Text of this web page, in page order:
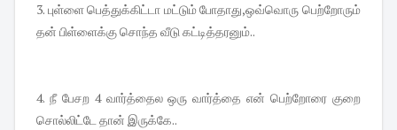
3. புள்ளை பெத்துக்கிட்டா மட்டும் போதாது,ஒவ்வொரு பெற்றோரும்
தன் பிள்ளைக்கு சொந்த வீடு கட்டித்தரனும்..
4. நீ பேசற 4 வார்த்தைல ஒரு வார்த்தை என் பெற்றோரை குறை
சொல்லிட்டே தான் இருக்கே..